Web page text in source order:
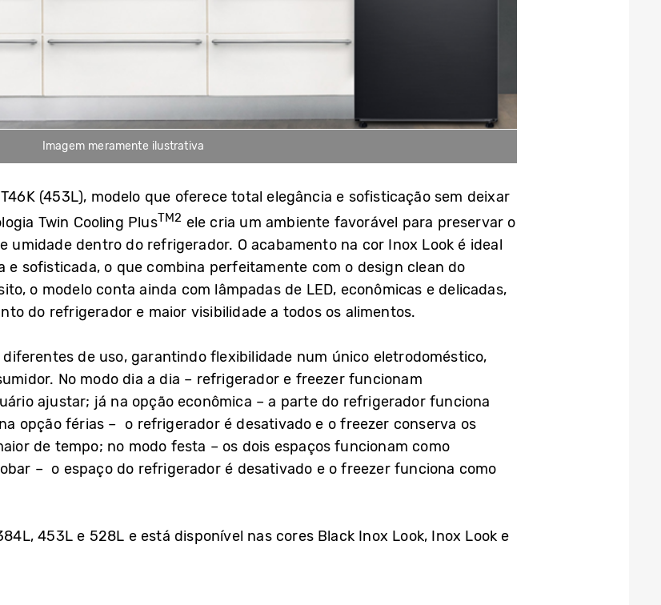
Imagem meramente ilustrativa
(453L), modelo que oferece total elegância e sofisticação sem deixar
Twin Cooling PlusTM2 ele cria um ambiente favorável para preservar o
umidade dentro do refrigerador. O acabamento na cor Inox Look é ideal
e sofisticada, o que combina perfeitamente com o design clean do
o modelo conta ainda com lâmpadas de LED, econômicas e delicadas,
do refrigerador e maior visibilidade a todos os alimentos.
de uso, garantindo flexibilidade num único eletrodoméstico,
No modo dia a dia – refrigerador e freezer funcionam
ajustar; já na opção econômica – a parte do refrigerador funciona
opção férias – o refrigerador é desativado e o freezer conserva os
de tempo; no modo festa – os dois espaços funcionam como
– o espaço do refrigerador é desativado e o freezer funciona como
453L e 528L e está disponível nas cores Black Inox Look, Inox Look e